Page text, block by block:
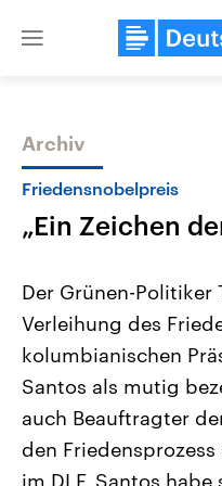
Close
Themen
Landtagswahl Sachsen-
2026
Alle Informationen
Sachsen-Anhalt wählt am 6.
September 2026 einen
Landtag. Seit 2021 wird das
Bundesland von einer
Archiv
Friedensnobelpreis
„Ein Zeichen
Der Grünen-Politiker
Verleihung des
kolumbianischen
Santos als mutig
auch Beauftragter
den
im DLF, Santos habe